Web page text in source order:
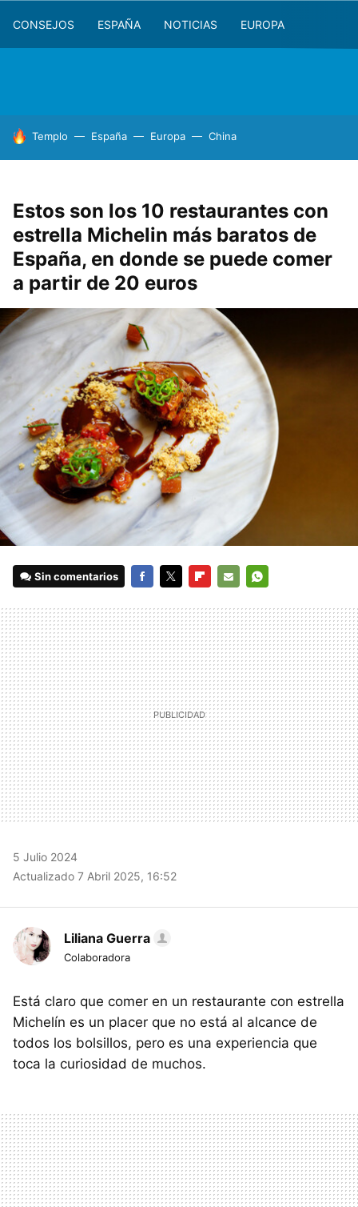
CONSEJOS ESPAÑA NOTICIAS EUROPA
HOY SE HABLA DE
Templo España Europa China
Estos son los 10 restaurantes con
estrella Michelin más baratos de
España, en donde se puede comer
a partir de 20 euros
Sin comentarios
MAIL
5 Julio 2024
Actualizado 7 Abril 2025, 16:52
Liliana Guerra
Colaboradora
Está claro que comer en un restaurante con estrella
Michelín es un placer que no está al alcance de
todos los bolsillos, pero es una experiencia que
toca la curiosidad de muchos.